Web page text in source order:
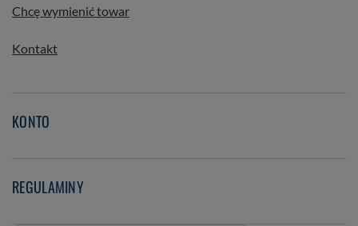
Chcę wymienić towar
Kontakt
KONTO
REGULAMINY